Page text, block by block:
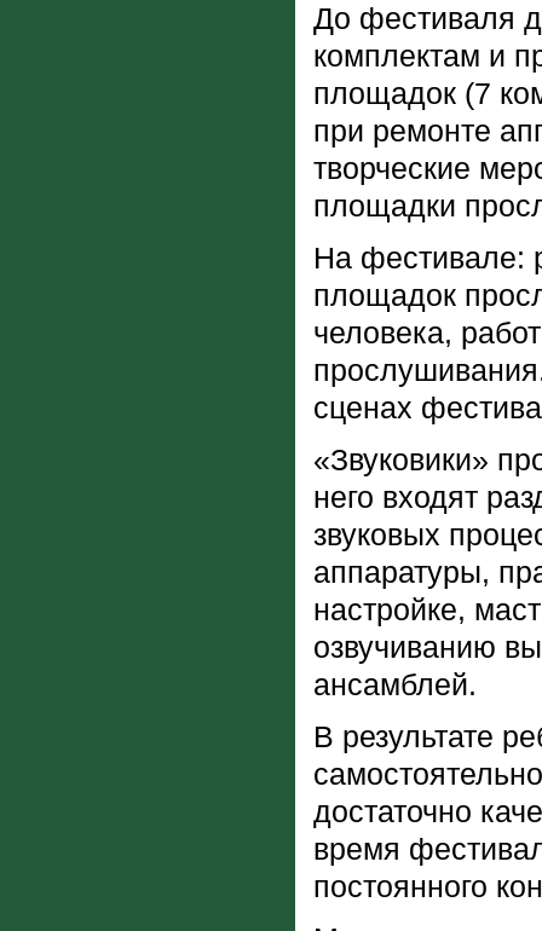
До фестиваля
комплектам и
площадок (7
при ремонте
творческие
площадки
На фестивале:
площадок
человека,
сценах
«Звуковики»
него входят
звуковых
аппаратуры,
настройке,
озвучиванию
ансамблей.
В результате
достаточно
время
постоянного